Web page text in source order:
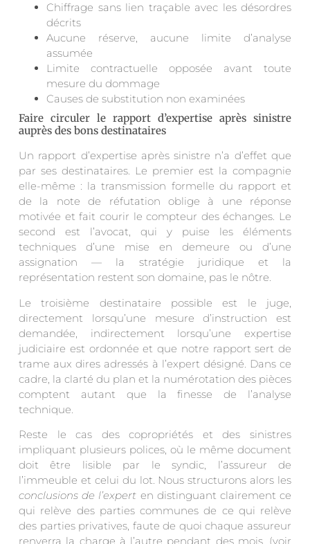
Chiffrage sans lien traçable avec les désordres
décrits
Aucune réserve, aucune limite d’analyse
assumée
Limite contractuelle opposée avant toute
mesure du dommage
Causes de substitution non examinées
Faire circuler le rapport d’expertise après sinistre
auprès des bons destinataires
Un rapport d’expertise après sinistre n’a d’effet que
par ses destinataires. Le premier est la compagnie
elle-même : la transmission formelle du rapport et
de la note de réfutation oblige à une réponse
motivée et fait courir le compteur des échanges. Le
second est l’avocat, qui y puise les éléments
techniques d’une mise en demeure ou d’une
assignation — la stratégie juridique et la
représentation restent son domaine, pas le nôtre.
Le troisième destinataire possible est le juge,
directement lorsqu’une mesure d’instruction est
demandée, indirectement lorsqu’une expertise
judiciaire est ordonnée et que notre rapport sert de
trame aux dires adressés à l’expert désigné. Dans ce
cadre, la clarté du plan et la numérotation des pièces
comptent autant que la finesse de l’analyse
technique.
Reste le cas des copropriétés et des sinistres
impliquant plusieurs polices, où le même document
doit être lisible par le syndic, l’assureur de
l’immeuble et celui du lot. Nous structurons alors les
conclusions de l’expert en distinguant clairement ce
qui relève des parties communes de ce qui relève
des parties privatives, faute de quoi chaque assureur
renverra la charge à l’autre pendant des mois. (voir